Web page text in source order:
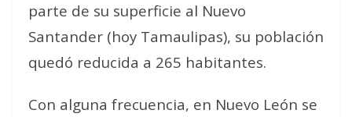
parte de su superficie al Nuevo
Santander (hoy Tamaulipas), su población
quedó reducida a 265 habitantes.
Con alguna frecuencia, en Nuevo León se